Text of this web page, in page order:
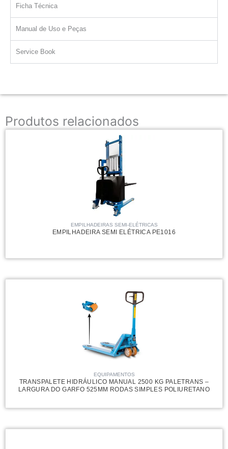
Ficha Técnica
Manual de Uso e Peças
Service Book
Produtos relacionados
EMPILHADEIRAS SEMI-ELÉTRICAS
EMPILHADEIRA SEMI ELÉTRICA PE1016
EQUIPAMENTOS
TRANSPALETE HIDRÁULICO MANUAL 2500 KG PALETRANS –
LARGURA DO GARFO 525MM RODAS SIMPLES POLIURETANO